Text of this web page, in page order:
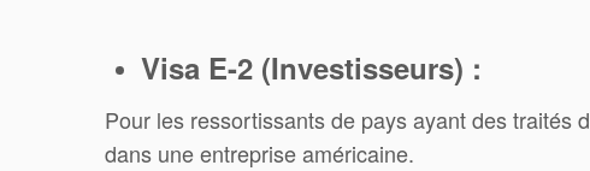
Visa E-2 (Investisseurs) :
Pour les ressortissants de pays ayant des traités
dans une entreprise américaine.